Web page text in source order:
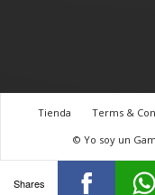
Tienda Terms &
© Yo soy un
Shares